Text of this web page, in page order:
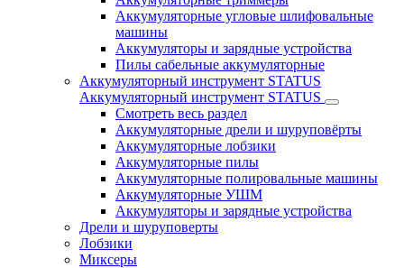
Аккумуляторные угловые шлифовальные
машины
Аккумуляторы и зарядные устройства
Пилы сабельные аккумуляторные
Аккумуляторный инструмент STATUS
Аккумуляторный инструмент STATUS
Смотреть весь раздел
Аккумуляторные дрели и шуруповёрты
Аккумуляторные лобзики
Аккумуляторные пилы
Аккумуляторные полировальные машины
Аккумуляторные УШМ
Аккумуляторы и зарядные устройства
Дрели и шуруповерты
Лобзики
Миксеры